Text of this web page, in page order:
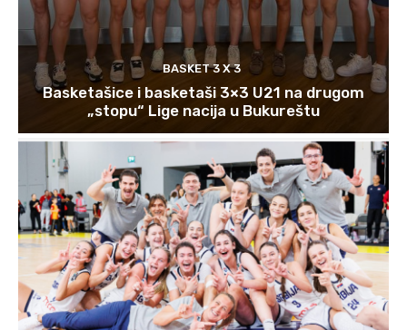
BASKET 3 X 3
Basketašice i basketaši 3×3 U21 na drugom
„stopu“ Lige nacija u Bukureštu